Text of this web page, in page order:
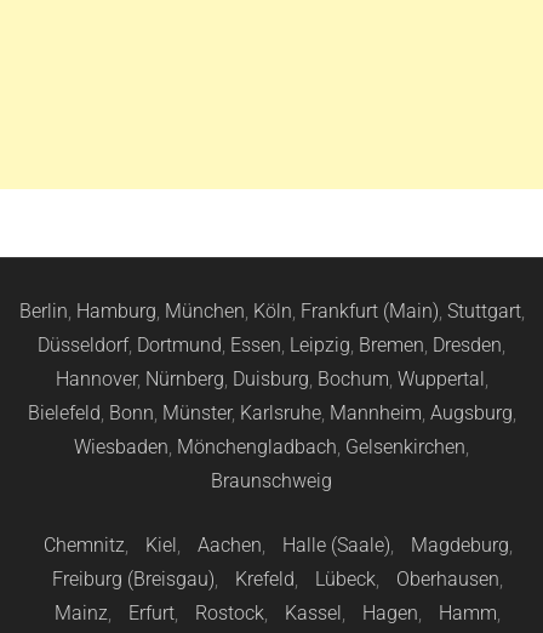
Berlin, Hamburg, München, Köln, Frankfurt (Main), Stuttgart,
Düsseldorf, Dortmund, Essen, Leipzig, Bremen, Dresden,
Hannover, Nürnberg, Duisburg, Bochum, Wuppertal,
Bielefeld, Bonn, Münster, Karlsruhe, Mannheim, Augsburg,
Wiesbaden, Mönchengladbach, Gelsenkirchen,
Braunschweig
Chemnitz, Kiel, Aachen, Halle (Saale), Magdeburg,
Freiburg (Breisgau), Krefeld, Lübeck, Oberhausen,
Mainz, Erfurt, Rostock, Kassel, Hagen, Hamm,